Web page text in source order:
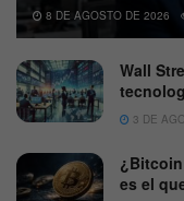
8 DE AGOSTO DE 2026
Wall
3 DE
¿Bitcoin
es el